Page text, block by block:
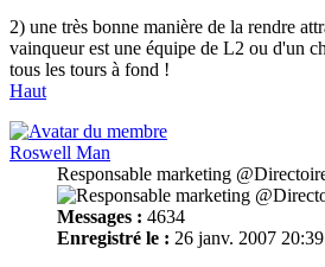
2) une très bonne manière de la rendre
vainqueur est une équipe de L2 ou d'un
tous les tours à fond !
Haut
Roswell Man
Responsable marketing
Messages : 4634
Enregistré le : 26 janv. 2007 20:39